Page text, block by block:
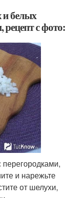
и белых
рецепт с фото:
и нарежьте
от шелухи,